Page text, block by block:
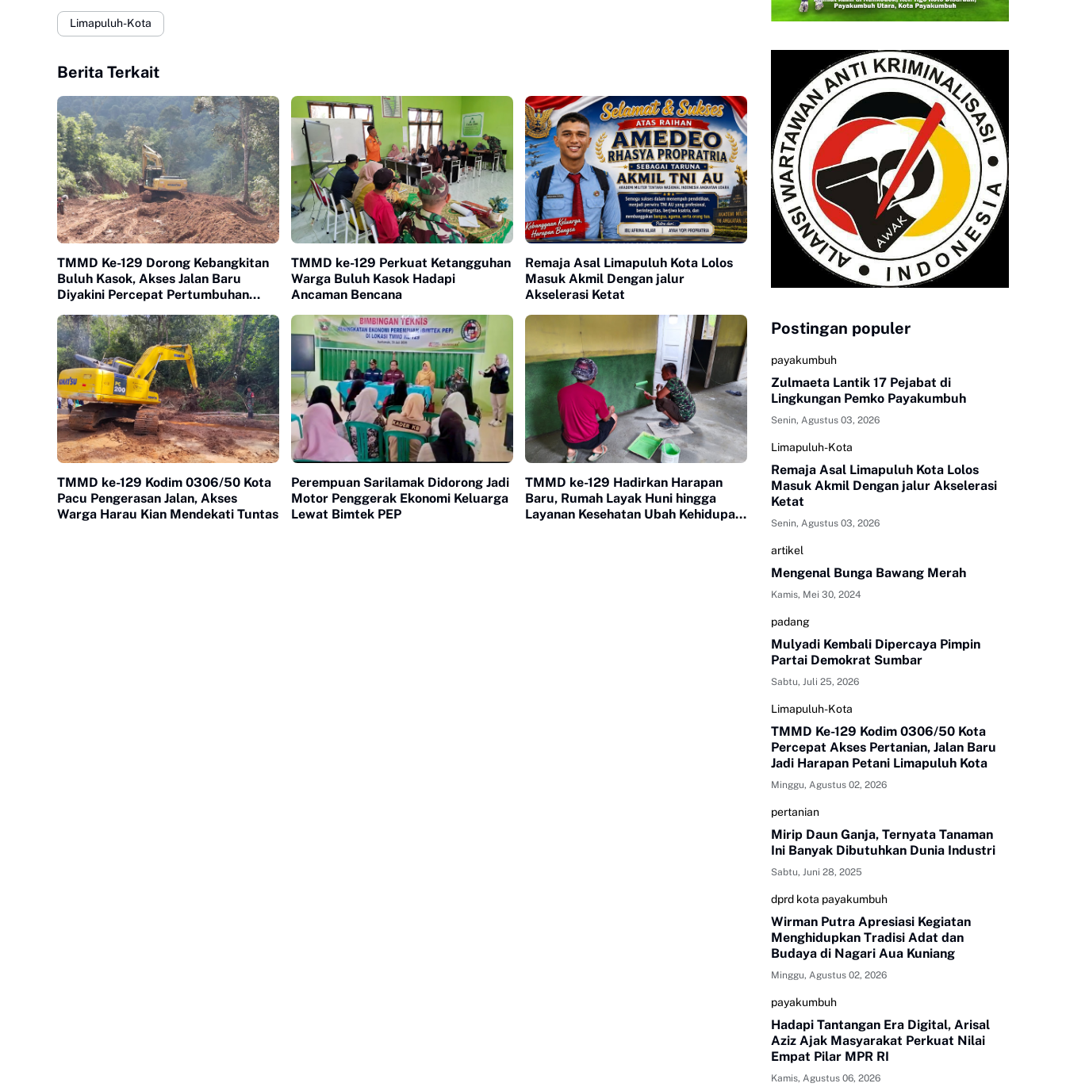
Limapuluh-Kota
Berita Terkait
TMMD Ke-129 Dorong Kebangkitan
Buluh Kasok, Akses Jalan Baru
Diyakini Percepat Pertumbuhan
TMMD ke-129 Perkuat Ketangguhan
Warga Buluh Kasok Hadapi
Ancaman Bencana
Remaja Asal Limapuluh Kota Lolos
Masuk Akmil Dengan jalur
Akselerasi Ketat
TMMD ke-129 Kodim 0306/50 Kota
Pacu Pengerasan Jalan, Akses
Warga Harau Kian Mendekati Tuntas
Perempuan Sarilamak Didorong Jadi
Motor Penggerak Ekonomi Keluarga
Lewat Bimtek PEP
TMMD ke-129 Hadirkan Harapan
Baru, Rumah Layak Huni hingga
Layanan Kesehatan Ubah Kehidupan
Postingan populer
payakumbuh
Zulmaeta Lantik 17 Pejabat di
Lingkungan Pemko Payakumbuh
Senin, Agustus 03, 2026
Limapuluh-Kota
Remaja Asal Limapuluh Kota Lolos
Masuk Akmil Dengan jalur Akselerasi
Ketat
Senin, Agustus 03, 2026
artikel
Mengenal Bunga Bawang Merah
Kamis, Mei 30, 2024
padang
Mulyadi Kembali Dipercaya Pimpin
Partai Demokrat Sumbar
Sabtu, Juli 25, 2026
Limapuluh-Kota
TMMD Ke-129 Kodim 0306/50 Kota
Percepat Akses Pertanian, Jalan Baru
Jadi Harapan Petani Limapuluh Kota
Minggu, Agustus 02, 2026
pertanian
Mirip Daun Ganja, Ternyata Tanaman
Ini Banyak Dibutuhkan Dunia Industri
Sabtu, Juni 28, 2025
dprd kota payakumbuh
Wirman Putra Apresiasi Kegiatan
Menghidupkan Tradisi Adat dan
Budaya di Nagari Aua Kuniang
Minggu, Agustus 02, 2026
payakumbuh
Hadapi Tantangan Era Digital, Arisal
Aziz Ajak Masyarakat Perkuat Nilai
Empat Pilar MPR RI
Kamis, Agustus 06, 2026